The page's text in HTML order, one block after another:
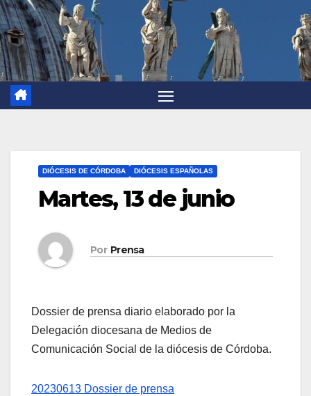
DIÓCESIS DE CÓRDOBA DIÓCESIS ESPAÑOLAS
Martes, 13 de junio
Por Prensa
Dossier de prensa diario elaborado por la
Delegación diocesana de Medios de
Comunicación Social de la diócesis de Córdoba.
20230613 Dossier de prensa